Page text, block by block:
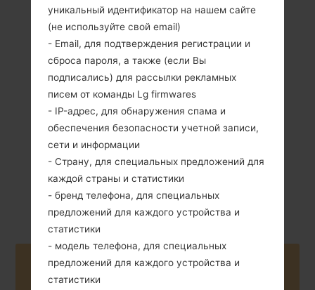
159 грамм (5.61
унции)
Съемный Li-Ion
2800 mAh
Unknown
Buy accessories on Amazon
уникальный идентификатор на нашем сайте
(не используйте свой email)
- Email, для подтверждения регистрации и
сброса пароля, а также (если Вы
подписались) для рассылки рекламных
писем от команды Lg firmwares
- IP-адрес, для обнаружения спама и
обеспечения безопасности учетной записи,
сети и информации
- Страну, для специальных предложений для
каждой страны и статистики
- бренд телефона, для специальных
предложений для каждого устройства и
статистики
- модель телефона, для специальных
предложений для каждого устройства и
статистики